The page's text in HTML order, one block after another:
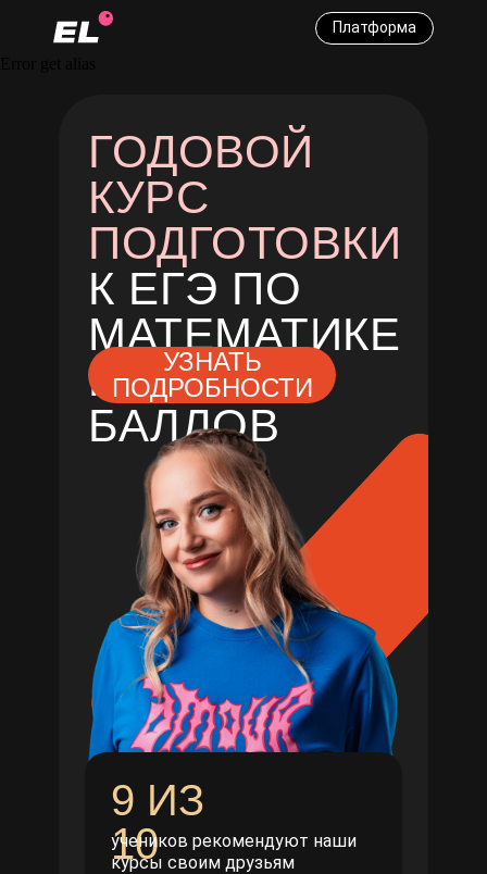
Платформа
ГОДОВОЙ
КУРС
ПОДГОТОВКИ
К ЕГЭ ПО
МАТЕМАТИКЕ
НА 80+
БАЛЛОВ
УЗНАТЬ
ПОДРОБНОСТИ
9 ИЗ
10
учеников рекомендуют наши
курсы своим друзьям